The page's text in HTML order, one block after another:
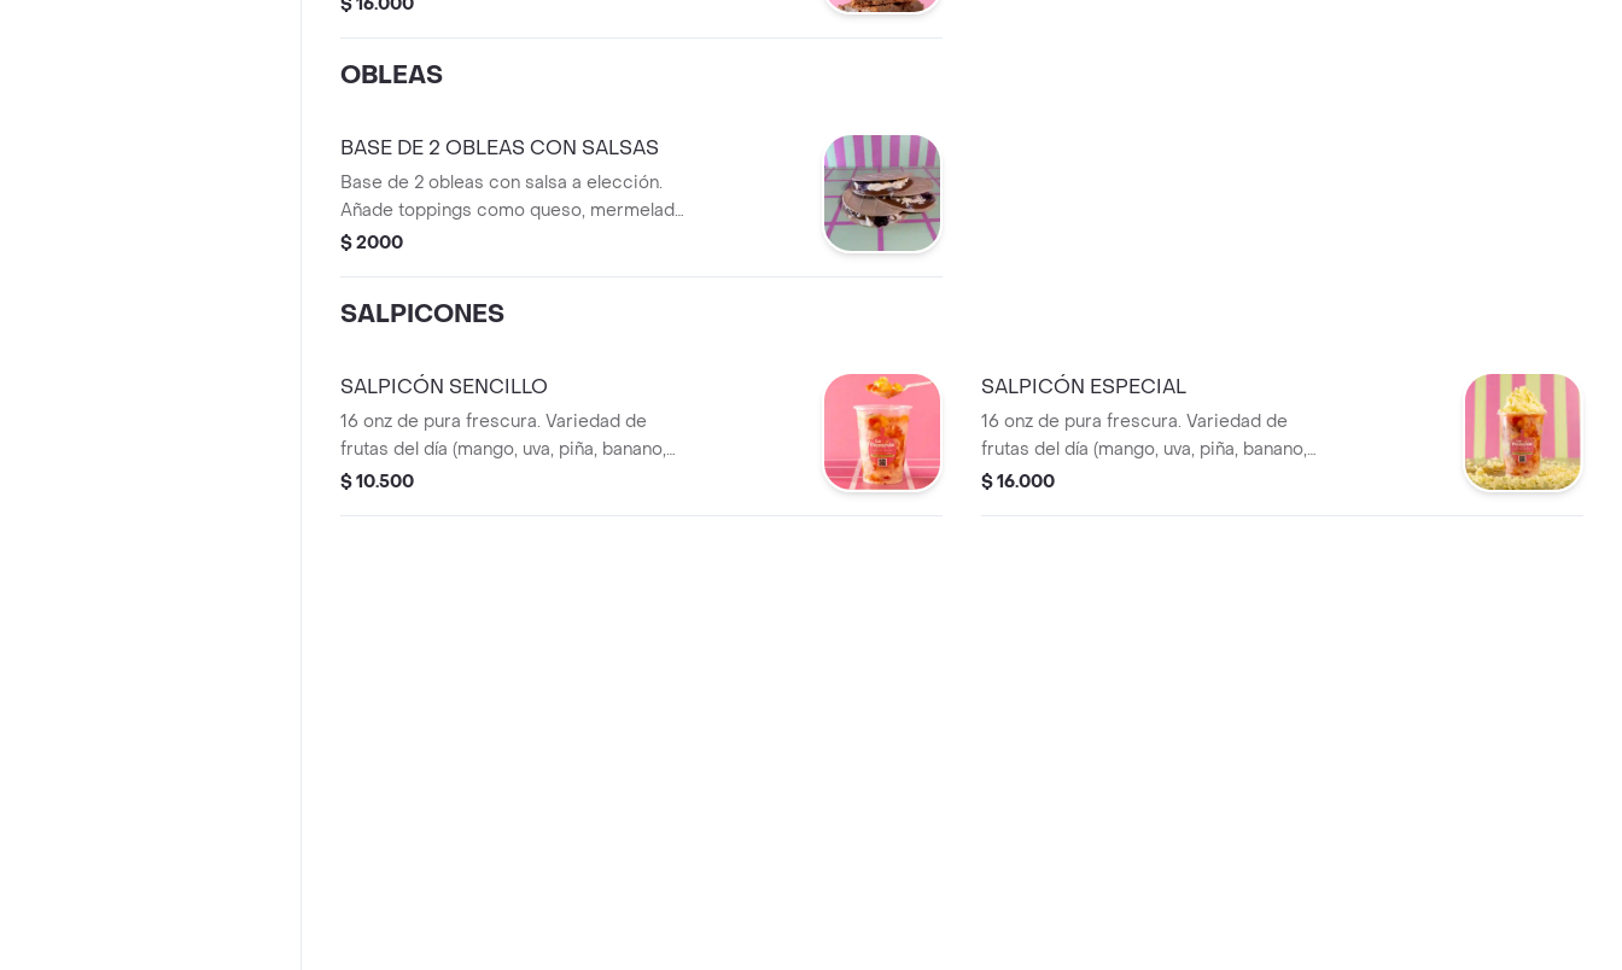
favorita para crear el balance perfecto de
OBLEAS
BASE DE 2 OBLEAS CON SALSAS
Base de 2 obleas con salsa a elección.
Añade toppings como queso, mermelada
de frutos rojos o milo en polvo.
$ 2000
SALPICONES
SALPICÓN SENCILLO
16 onz de pura frescura. Variedad de
frutas del día (mango, uva, piña, banano,
manzana, sandía y papaya) acompañadas
$ 10.500
SALPICÓN ESPECIAL
16 onz de pura frescura. Variedad de
frutas del día (mango, uva, piña, banano,
manzana, sandía y papaya) acompañadas
$ 16.000